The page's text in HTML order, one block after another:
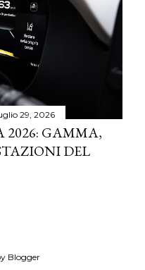
29, 2026
2026: GAMMA,
DEL
Blogger